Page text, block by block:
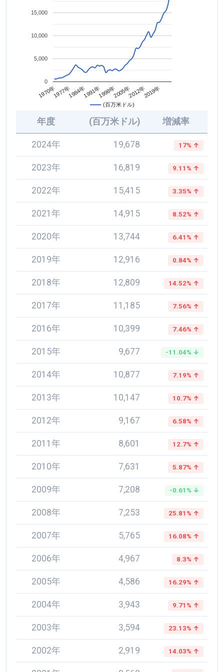
(百万米ドル)
1970年1977年1984年1991年1998年2005年2012年2019年
0
5,000
10,000
15,000
年度 (百万米ドル) 増減率
2024年 19,678 17% ↑
2023年 16,819 9.11% ↑
2022年 15,415 3.35% ↑
2021年 14,915 8.52% ↑
2020年 13,744 6.41% ↑
2019年 12,916 0.84% ↑
2018年 12,809 14.52% ↑
2017年 11,185 7.56% ↑
2016年 10,399 7.46% ↑
2015年 9,677 -11.04% ↓
2014年 10,877 7.19% ↑
2013年 10,147 10.7% ↑
2012年 9,167 6.58% ↑
2011年 8,601 12.7% ↑
2010年 7,631 5.87% ↑
2009年 7,208 -0.61% ↓
2008年 7,253 25.81% ↑
2007年 5,765 16.08% ↑
2006年 4,967 8.3% ↑
2005年 4,586 16.29% ↑
2004年 3,943 9.71% ↑
2003年 3,594 23.13% ↑
2002年 2,919 14.03% ↑